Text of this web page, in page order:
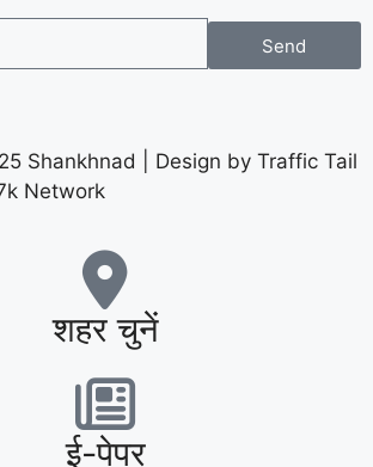
Send
Shankhnad | Design by Traffic Tail
Network
शहर चुनें
ई-पेपर